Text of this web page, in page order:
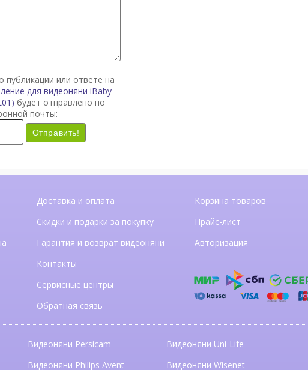
публикации или ответе на
для видеоняни iBaby
будет отправлено по
почты:
Отправить!
Доставка и оплата
Скидки и подарки за покупку
Гарантия и возврат видеоняни
Контакты
Сервисные центры
Обратная связь
Корзина товаров
Прайс-лист
Авторизация
Видеоняни Persicam
Видеоняни Philips Avent
Видеоняни Uni-Life
Видеоняни Wisenet